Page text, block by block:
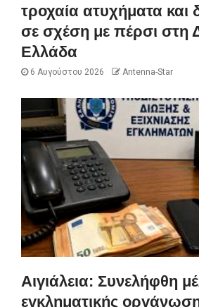
τροχαία ατυχήματα και
σε σχέση με πέρσι στη
Ελλάδα
6 Αυγούστου 2026 Antenna-Star
Αιγιάλεια: Συνελήφθη
εγκληματικής